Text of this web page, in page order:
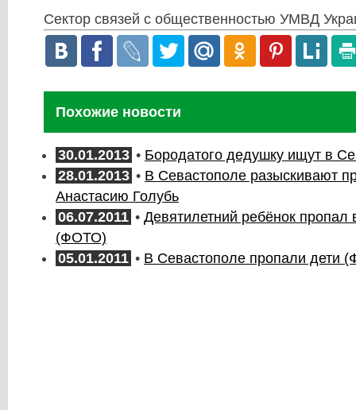
Сектор связей с общественностью УМВД
Похожие новости
30.01.2013 • Бородатого дедушку ищут в
28.01.2013 • В Севастополе разыскивают
Анастасию Голубь
06.07.2011 • Девятилетний ребёнок пропал
(ФОТО)
05.01.2011 • В Севастополе пропали дети